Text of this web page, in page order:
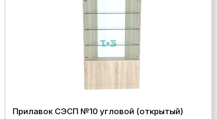
Прилавок СЭСП №10 угловой (открытый)